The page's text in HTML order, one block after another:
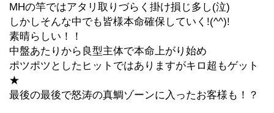
MHの竿ではアタリ取りづらく掛け損じ多し(泣)
しかしそんな中でも皆様本命確保していく!(^^)!
素晴らしい！！
中盤あたりから良型主体で本命上がり始め
ポツポツとしたヒットではありますがキロ超もゲット
★
最後の最後で怒涛の真鯛ゾーンに入ったお客様も！？